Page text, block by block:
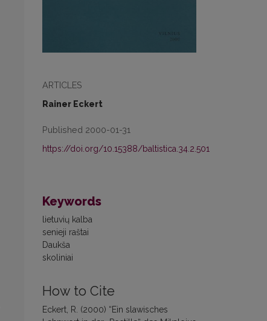
ARTICLES
Rainer Eckert
Published 2000-01-31
https://doi.org/10.15388/baltistica.34.2.501
Keywords
lietuvių kalba
senieji raštai
Daukša
skoliniai
How to Cite
Eckert, R. (2000) “Ein slawisches